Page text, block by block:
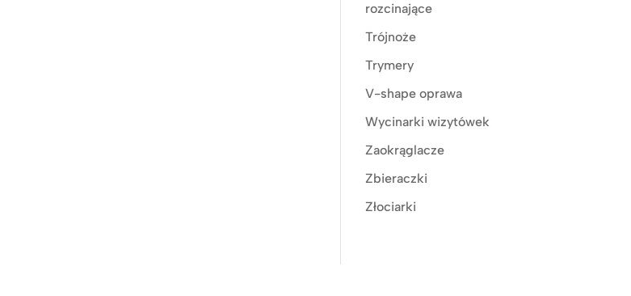
rozcinające
Trójnoże
Trymery
V-shape oprawa
Wycinarki wizytówek
Zaokrąglacze
Zbieraczki
Złociarki